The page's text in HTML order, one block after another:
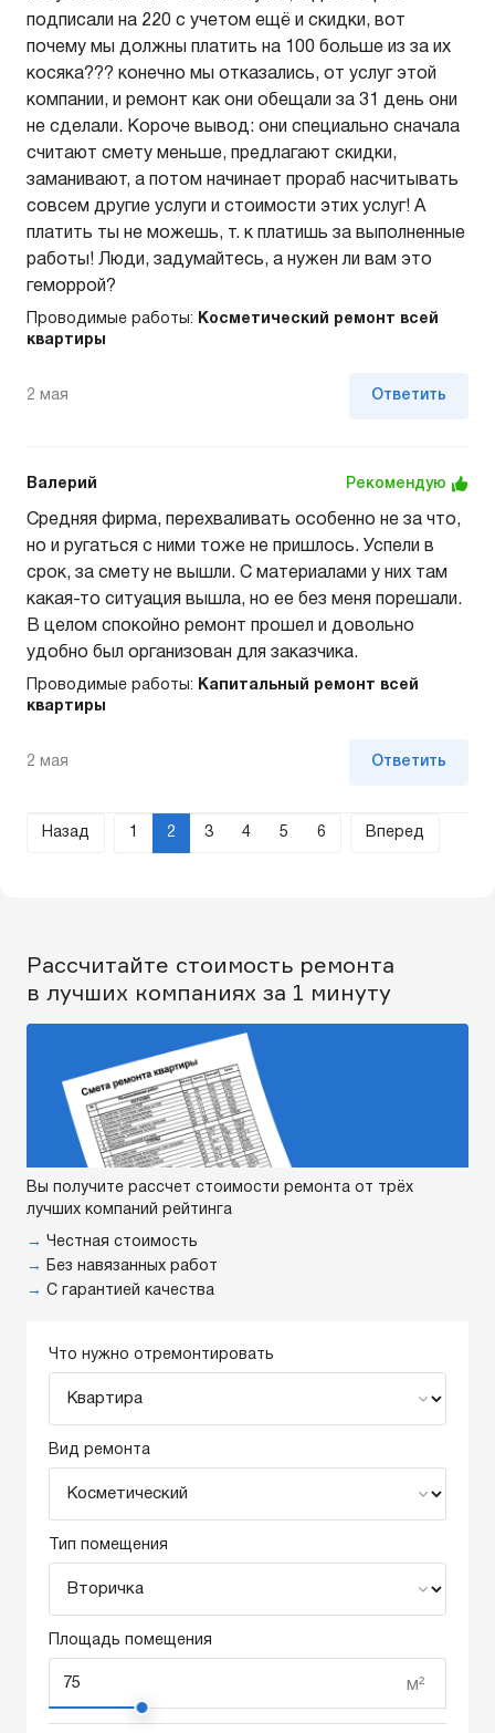
подписали на 220 с учетом ещё и скидки, вот
почему мы должны платить на 100 больше из за их
косяка??? конечно мы отказались, от услуг этой
компании, и ремонт как они обещали за 31 день они
не сделали. Короче вывод: они специально сначала
считают смету меньше, предлагают скидки,
заманивают, а потом начинает прораб насчитывать
совсем другие услуги и стоимости этих услуг! А
платить ты не можешь, т. к платишь за выполненные
работы! Люди, задумайтесь, а нужен ли вам это
геморрой?
Проводимые работы:
Косметический ремонт всей
квартиры
2 мая Ответить
Валерий Рекомендую
Средняя фирма, перехваливать особенно не за что,
но и ругаться с ними тоже не пришлось. Успели в
срок, за смету не вышли. С материалами у них там
какая-то ситуация вышла, но ее без меня порешали.
В целом спокойно ремонт прошел и довольно
удобно был организован для заказчика.
Проводимые работы:
Капитальный ремонт всей
квартиры
2 мая Ответить
Назад 1 2 3 4 5 6 Вперед
Что нужно отремонтировать
Вид ремонта
Тип помещения
Площадь помещения
м²
Рассчитайте стоимость ремонта
в лучших компаниях за 1 минуту
Вы получите рассчет стоимости ремонта от трёх
лучших компаний рейтинга
→ Честная стоимость
→
Без навязанных работ
→ С гарантией качества